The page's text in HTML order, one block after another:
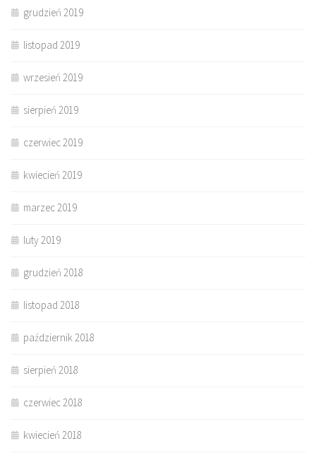
grudzień 2019
listopad 2019
wrzesień 2019
sierpień 2019
czerwiec 2019
kwiecień 2019
marzec 2019
luty 2019
grudzień 2018
listopad 2018
październik 2018
sierpień 2018
czerwiec 2018
kwiecień 2018